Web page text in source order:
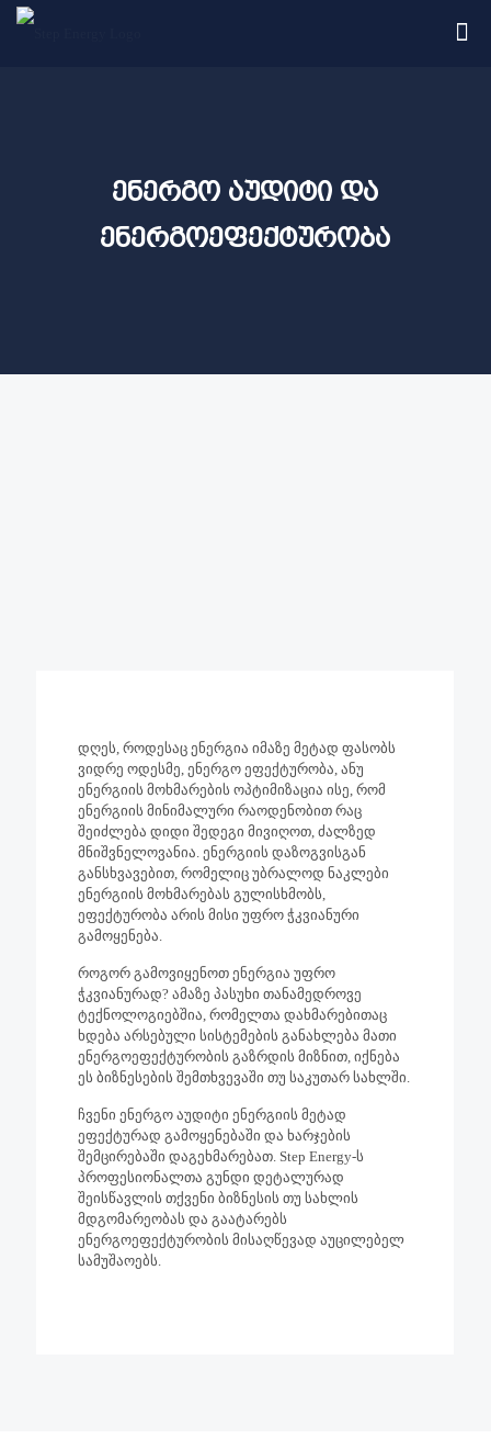
ენერგო აუდიტი და
ენერგოეფექტურობა
დღეს, როდესაც ენერგია იმაზე მეტად ფასობს
ვიდრე ოდესმე, ენერგო ეფექტურობა, ანუ
ენერგიის მოხმარების ოპტიმიზაცია ისე, რომ
ენერგიის მინიმალური რაოდენობით რაც
შეიძლება დიდი შედეგი მივიღოთ, ძალზედ
მნიშვნელოვანია. ენერგიის დაზოგვისგან
განსხვავებით, რომელიც უბრალოდ ნაკლები
ენერგიის მოხმარებას გულისხმობს,
ეფექტურობა არის მისი უფრო ჭკვიანური
გამოყენება.
როგორ გამოვიყენოთ ენერგია უფრო
ჭკვიანურად? ამაზე პასუხი თანამედროვე
ტექნოლოგიებშია, რომელთა დახმარებითაც
ხდება არსებული სისტემების განახლება მათი
ენერგოეფექტურობის გაზრდის მიზნით, იქნება
ეს ბიზნესების შემთხვევაში თუ საკუთარ სახლში.
ჩვენი ენერგო აუდიტი ენერგიის მეტად
ეფექტურად გამოყენებაში და ხარჯების
შემცირებაში დაგეხმარებათ. Step Energy-ს
პროფესიონალთა გუნდი დეტალურად
შეისწავლის თქვენი ბიზნესის თუ სახლის
მდგომარეობას და გაატარებს
ენერგოეფექტურობის მისაღწევად აუცილებელ
სამუშაოებს.